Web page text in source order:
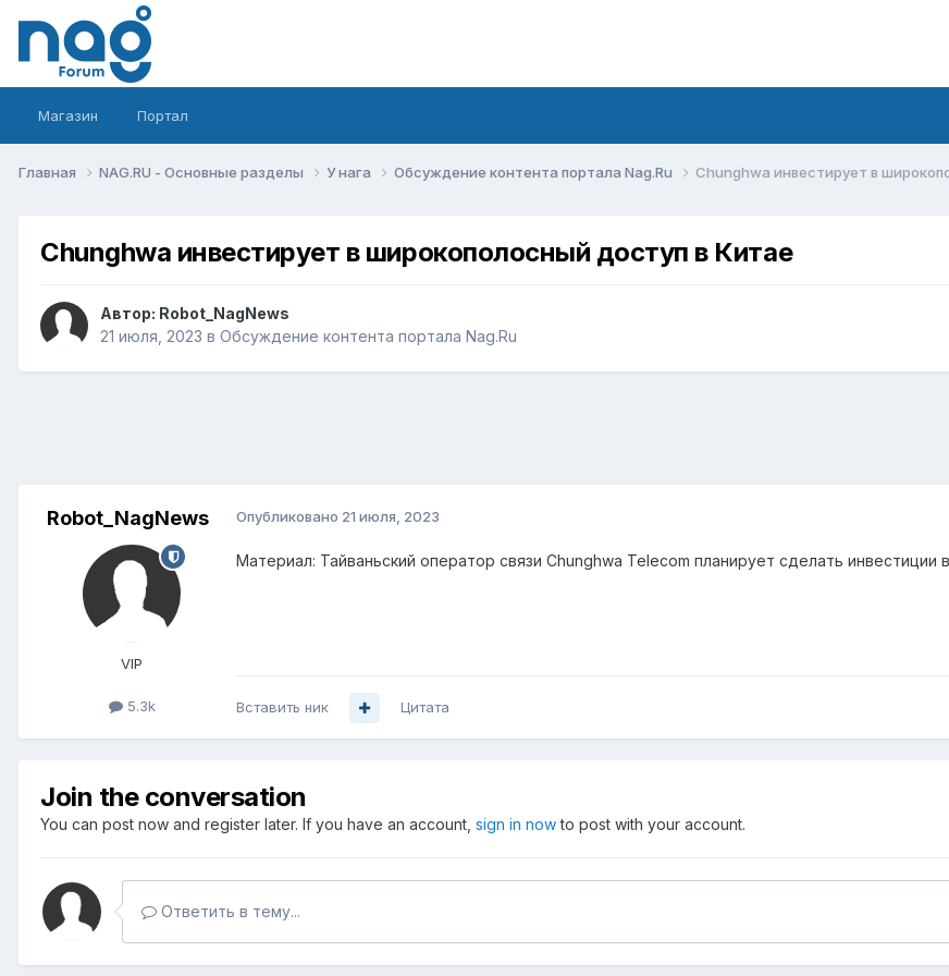
Магазин Портал
Главная NAG.RU - Основные разделы У нага Обсуждение контента портала Nag.Ru Chunghwa инвестирует в
Chunghwa инвестирует в широкополосный доступ в Китае
Автор: Robot_NagNews
21 июля, 2023 в Обсуждение контента портала Nag.Ru
Robot_NagNews
VIP
5.3k
Опубликовано 21 июля, 2023
Материал: Тайваньский оператор связи Chunghwa Telecom планирует сделать
Вставить ник Цитата
Join the conversation
You can post now and register later. If you have an account, sign in nowto post with your account.
Ответить в тему...